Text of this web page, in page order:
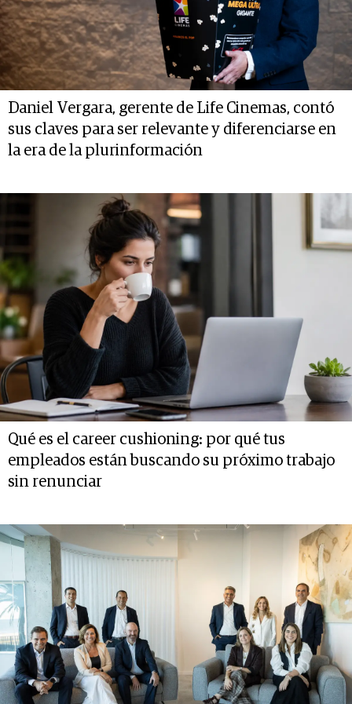
Daniel Vergara, gerente de Life Cinemas, contó
sus claves para ser relevante y diferenciarse en
la era de la plurinformación
Qué es el career cushioning: por qué tus
empleados están buscando su próximo trabajo
sin renunciar